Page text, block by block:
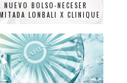
BOLSO-NECESER
LONBALI X CLINIQUE